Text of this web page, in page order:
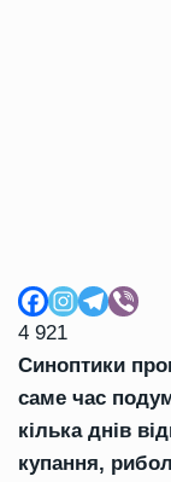
4 921
Синоптики
саме час
кілька днів
купання,